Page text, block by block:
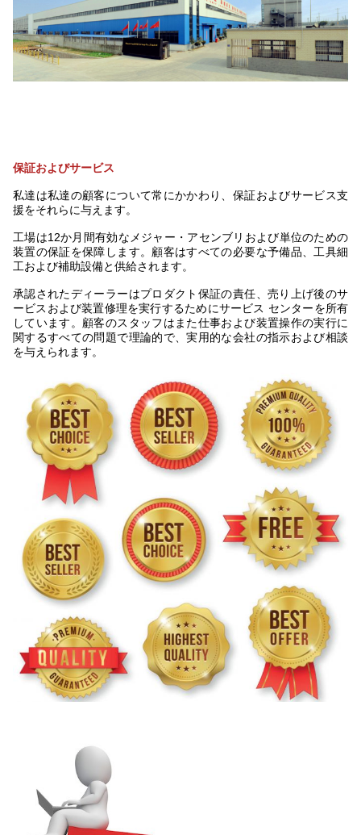
保証およびサービス
私達は私達の顧客について常にかかわり、保証およびサービス支
援をそれらに与えます。
工場は12か月間有効なメジャー・アセンブリおよび単位のための
装置の保証を保障します。顧客はすべての必要な予備品、工具細
工および補助設備と供給されます。
承認されたディーラーはプロダクト保証の責任、売り上げ後のサ
ービスおよび装置修理を実行するためにサービス センターを所有
しています。顧客のスタッフはまた仕事および装置操作の実行に
関するすべての問題で理論的で、実用的な会社の指示および相談
を与えられます。